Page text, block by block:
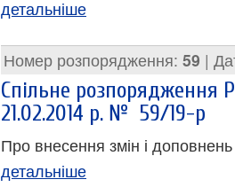
детальніше
Номер розпорядження: 59 |
Спільне розпорядження
21.02.2014 р. № 59/19-р
Про внесення змін і
детальніше